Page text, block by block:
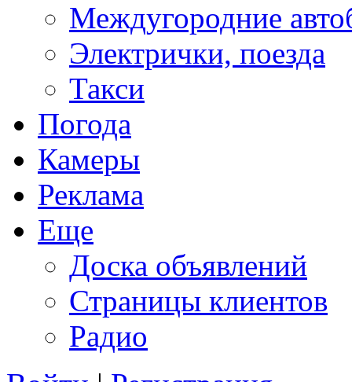
Междугородние
Электрички, поезда
Такси
Погода
Камеры
Реклама
Еще
Доска объявлений
Страницы клиентов
Радио